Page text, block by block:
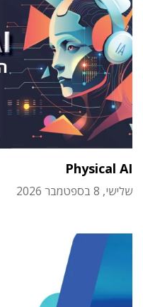
Physical AI
שלישי, 8 בספטמבר 2026